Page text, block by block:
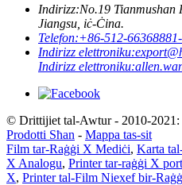
Indirizz:No.19 Tianmushan
Jiangsu, iċ-Ċina.
Telefon:+86-512-
Indirizz elettroniku:
Indirizz elettroniku:
© Drittijiet tal-Awtur - 2010-
Prodotti Sħan - Mappa tas-sit
Film tar-Raġġi X Mediċi, Karta
X Analogu, Printer tar-raġġi X
X, Printer tal-Film Niexef bir-